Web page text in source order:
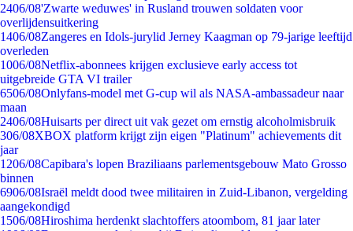
2406/08'Zwarte weduwes' in Rusland trouwen soldaten voor
overlijdensuitkering
1406/08Zangeres en Idols-jurylid Jerney Kaagman op 79-jarige leeftijd
overleden
1006/08Netflix-abonnees krijgen exclusieve early access tot
uitgebreide GTA VI trailer
6506/08Onlyfans-model met G-cup wil als NASA-ambassadeur naar
maan
2406/08Huisarts per direct uit vak gezet om ernstig alcoholmisbruik
306/08XBOX platform krijgt zijn eigen "Platinum" achievements dit
jaar
1206/08Capibara's lopen Braziliaans parlementsgebouw Mato Grosso
binnen
6906/08Israël meldt dood twee militairen in Zuid-Libanon, vergelding
aangekondigd
1506/08Hiroshima herdenkt slachtoffers atoombom, 81 jaar later